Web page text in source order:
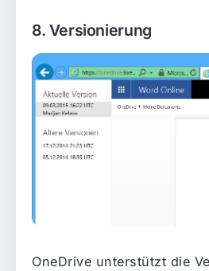
8. Versionierung
OneDrive unterstützt die